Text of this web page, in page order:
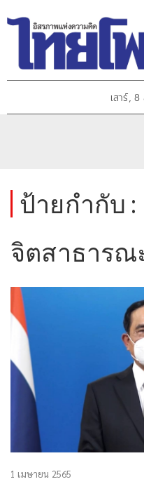
เสาร์,
ป้ายกำกับ :
จิตสาธารณ
1 เมษายน 2565